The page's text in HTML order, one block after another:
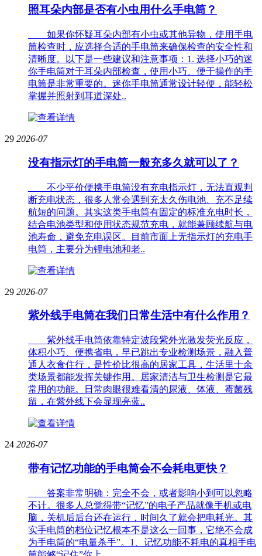
照耳朵内部是否有小虫用什么手电筒？
如果你怀疑耳朵内部有小虫或其他异物，使用手电
筒检查时，应选择合适的手电筒来确保检查的安全性和
清晰度。以下是一些建议和注意事项：1. 选择小巧的迷
你手电筒对于耳朵内部检查，使用小巧、便于操作的手
电筒是非常重要的。迷你手电筒通常设计轻便，能轻松
掌握并照射到耳道深处..
29 2026-07
没有指示灯的手电筒一般充多久就可以了？
不少平价便携手电筒没有充电指示灯，无法直观判
断充电状态，很多人常会遇到充太久伤电池、充不足续
航短的问题。其实这类手电筒有固定的标准充电时长，
结合电池类型和使用状态规范充电，就能兼顾续航与电
池寿命，避免充电误区。目前市面上无指示灯的充电手
电筒，主要分为锂电池和老..
29 2026-07
紫外线手电筒在我们日常生活中有什么作用？
紫外线手电筒依靠特定波段紫外光激发荧光反应，
体积小巧、便携省电，早已跳出专业检测场景，融入普
通人衣食住行，是性价比很高的居家工具，生活里十余
类场景都能发挥关键作用。居家清洁与卫生检测是它最
常用的功能。日常肉眼很难看清的尿液、体液、霉菌残
留，在紫外线下会显现亮蓝..
24 2026-07
带有记忆功能的手电筒会不会耗电更快？
答案非常明确：完全不会，或者影响小到可以忽略
不计。很多人总觉得带“记忆”的电子产品就像手机或电
脑，关机后后台还在运行，时间久了就会把电耗光。其
实手电筒的档位记忆根本不是这么一回事，它绝不会成
为手电筒的“电量杀手”。1、记忆功能不耗电的真相手电